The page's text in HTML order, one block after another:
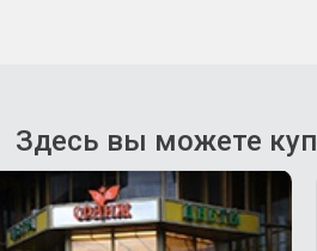
Здесь вы можете